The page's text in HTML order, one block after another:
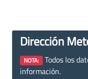
Dirección
NOTA: Todos los
información.